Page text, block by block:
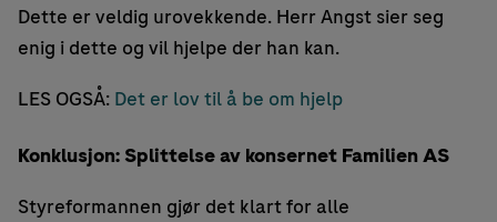
Dette er veldig urovekkende. Herr Angst sier seg
enig i dette og vil hjelpe der han kan.
LES OGSÅ: Det er lov til å be om hjelp
Konklusjon: Splittelse av konsernet Familien AS
Styreformannen gjør det klart for alle